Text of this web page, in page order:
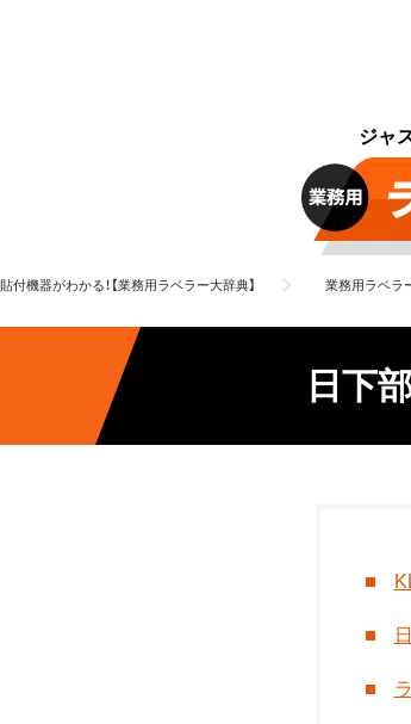
ジャ
付機器がわかる！【業務用ラベラー大辞典】 業務用ラベラ
日下